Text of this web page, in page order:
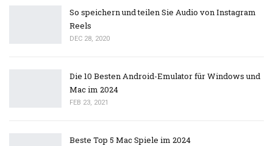
So speichern und teilen Sie Audio von Instagram
Reels
DEC 28, 2020
Die 10 Besten Android-Emulator für Windows und
Mac im 2024
FEB 23, 2021
Beste Top 5 Mac Spiele im 2024